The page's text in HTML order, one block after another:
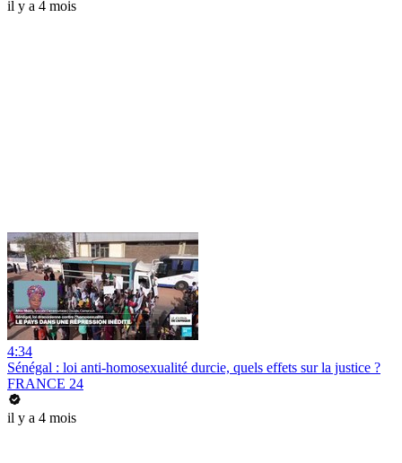
il y a 4 mois
4:34
Sénégal : loi anti-homosexualité durcie, quels effets sur la justice ?
FRANCE 24
il y a 4 mois